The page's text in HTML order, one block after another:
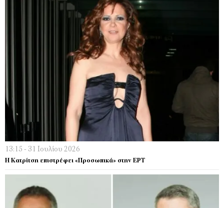
13:15 - 31 Ιουλίου 2026
Η Κατρίτση επιστρέφει «Προσωπικά» στην ΕΡΤ